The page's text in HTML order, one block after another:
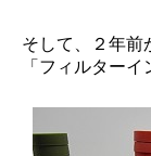
そして、２年前
「フィルターイ